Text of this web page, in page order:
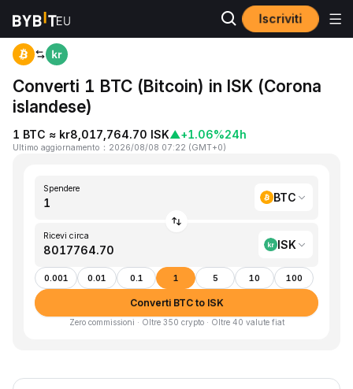
Iscriviti
Home BTC to ISK
Converti 1 BTC (Bitcoin) in ISK (Corona
islandese)
1 BTC ≈ kr8,017,764.70 ISK▲+1.06%24h
Ultimo aggiornamento ： 2026/08/08 07:22 (GMT+0)
Spendere
BTC
Ricevi circa
ISK
0.001 0.01 0.1 1 5 10 100
Converti BTC to ISK
Zero commissioni · Oltre 350 crypto · Oltre 40 valute fiat